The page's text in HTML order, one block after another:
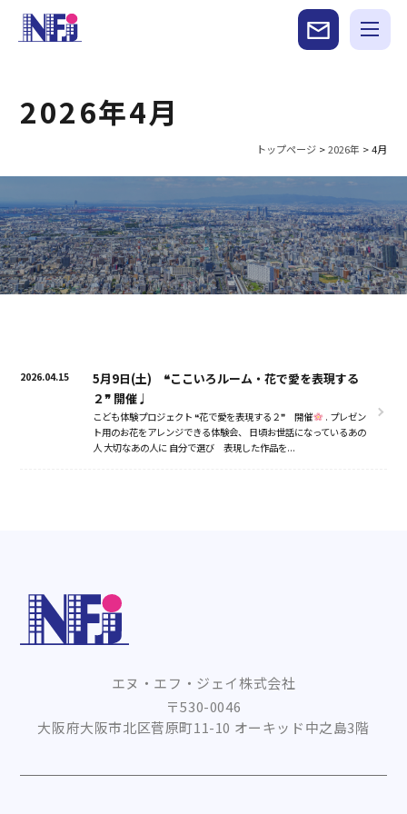
お知らせ
採用情報
2026年4月
トップページ>2026年 >4月
2026.04.15
5月9日(土) ❝ここいろルーム・花で愛を表現する
２❞ 開催♩
こども体験プロジェクト ❝花で愛を表現する２❞ 開催
. プレゼン
ト用のお花をアレンジできる体験会、 日頃お世話になっているあの
人 大切なあの人に 自分で選び 表現した作品を...
エヌ・エフ・ジェイ株式会社
〒530-0046
大阪府大阪市北区菅原町11-10 オーキッド中之島3階